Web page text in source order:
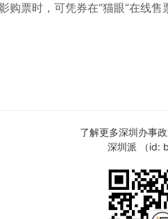
购票时，可凭券在“猫眼”在线售
了解更多深圳办事
深圳派 （id: